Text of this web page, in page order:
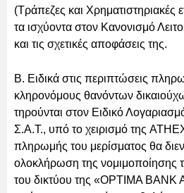
(Τράπεζες και Χρηματιστηριακές
τα ισχύοντα στον Κανονισμό
και τις σχετικές αποφάσεις της.
Β. Ειδικά στις περιπτώσεις
κληρονόμους θανόντων
τηρούνται στον Ειδικό
Σ.Α.Τ., υπό το χειρισμό της
πληρωμής του μερίσματος θα
ολοκλήρωση της
του δικτύου της «OPTIMA BANK